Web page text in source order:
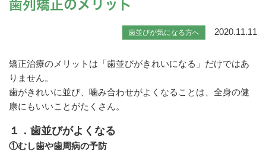
歯列矯正のメリット
歯並びが気になる方へ 2020.11.11
矯正治療のメリットは「歯並びがきれいになる」だけではあ
りません。
歯がきれいに並び、噛み合わせがよくなることは、全身の健
康にもいいことがたくさん。
１．歯並びがよくなる
①むし歯や歯周病の予防